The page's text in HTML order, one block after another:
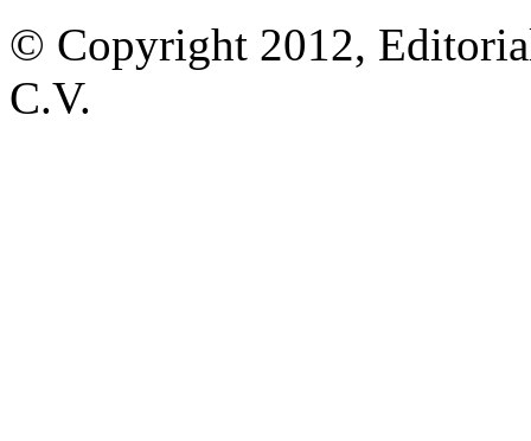
© Copyright 2012,
C.V.